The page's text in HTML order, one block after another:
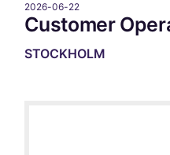
2026-06-22
Customer
STOCKHOLM